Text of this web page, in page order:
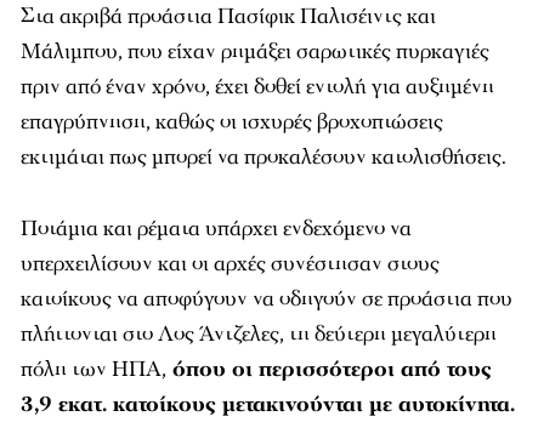
Στα ακριβά προάστια Πασίφικ Παλισέιντς και
Μάλιμπου, που είχαν ρημάξει σαρωτικές πυρκαγιές
πριν από έναν χρόνο, έχει δοθεί εντολή για αυξημένη
επαγρύπνηση, καθώς οι ισχυρές βροχοπτώσεις
εκτιμάται πως μπορεί να προκαλέσουν κατολισθήσεις.
Ποτάμια και ρέματα υπάρχει ενδεχόμενο να
υπερχειλίσουν και οι αρχές συνέστησαν στους
κατοίκους να αποφύγουν να οδηγούν σε προάστια που
πλήττονται στο Λος Άντζελες, τη δεύτερη μεγαλύτερη
πόλη των ΗΠΑ, όπου οι περισσότεροι από τους
3,9 εκατ. κατοίκους μετακινούνται με αυτοκίνητα.